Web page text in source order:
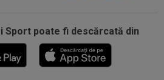
Sport poate fi descărcată din
transferului carierei